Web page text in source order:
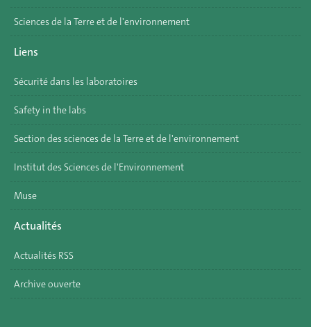
Sciences de la Terre et de l'environnement
Liens
Sécurité dans les laboratoires
Safety in the labs
Section des sciences de la Terre et de l'environnement
Institut des Sciences de l'Environnement
Muse
Actualités
Actualités RSS
Archive ouverte